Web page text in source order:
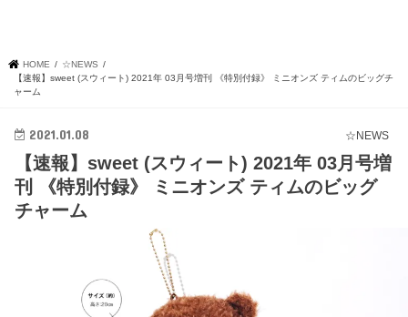
HOME
☆NEWS
【速報】sweet (スウィート) 2021年 03月号増刊 《特別付録》 ミニオンズ ティムのビッグチ
ャーム
☆NEWS
2021.01.08
【速報】sweet (スウィート) 2021年 03月号増
刊 《特別付録》 ミニオンズ ティムのビッグ
チャーム